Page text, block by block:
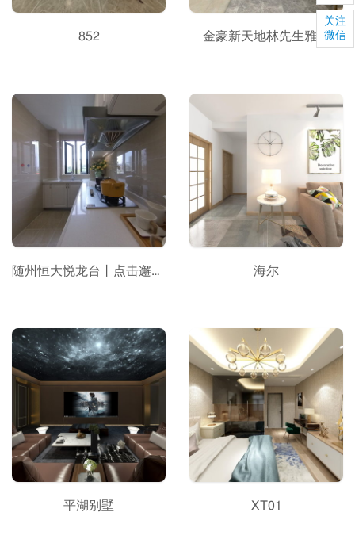
852 金豪新天地林先生雅居
随州恒大悦龙台丨点击邂逅你渴望中的高层生活！ 海尔
平湖别墅 XT01
关注
微信